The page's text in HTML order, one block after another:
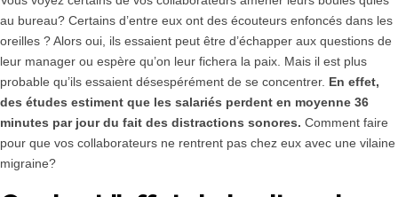
au bureau? Certains d’entre eux ont des écouteurs enfoncés dans les
oreilles ? Alors oui, ils essaient peut être d’échapper aux questions de
leur manager ou espère qu’on leur fichera la paix. Mais il est plus
probable qu’ils essaient désespérément de se concentrer. En effet,
des études estiment que les salariés perdent en moyenne 36
minutes par jour du fait des distractions sonores. Comment faire
pour que vos collaborateurs ne rentrent pas chez eux avec une vilaine
migraine?